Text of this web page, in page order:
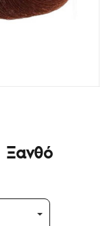
Ξανθό